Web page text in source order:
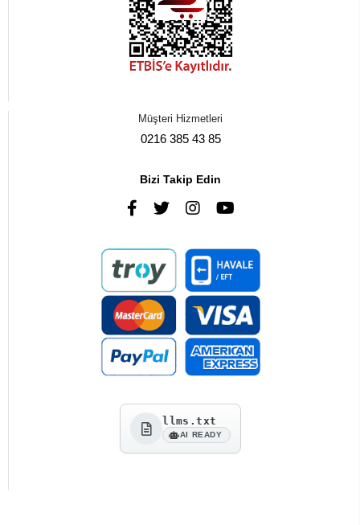
Müşteri Hizmetleri
0216 385 43 85
Bizi Takip Edin
llms.txt
AI READY